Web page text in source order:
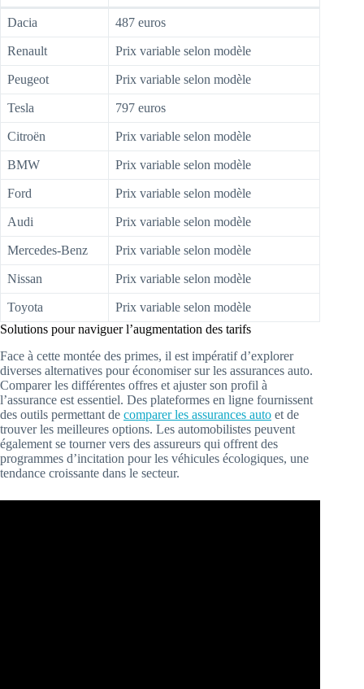
Dacia 487 euros
Renault Prix variable selon modèle
Peugeot Prix variable selon modèle
Tesla 797 euros
Citroën Prix variable selon modèle
BMW Prix variable selon modèle
Ford Prix variable selon modèle
Audi Prix variable selon modèle
Mercedes-Benz Prix variable selon modèle
Nissan Prix variable selon modèle
Toyota
Prix variable selon modèle
Solutions pour naviguer l’augmentation des tarifs
Face à cette montée des primes, il est impératif d’explorer
diverses alternatives pour économiser sur les assurances auto.
Comparer les différentes offres et ajuster son profil à
l’assurance est essentiel. Des plateformes en ligne fournissent
des outils permettant de comparer les assurances auto et de
trouver les meilleures options. Les automobilistes peuvent
également se tourner vers des assureurs qui offrent des
programmes d’incitation pour les véhicules écologiques, une
tendance croissante dans le secteur.